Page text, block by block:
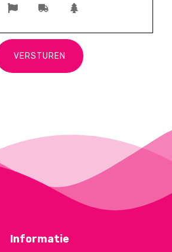
VERSTUREN
Informatie